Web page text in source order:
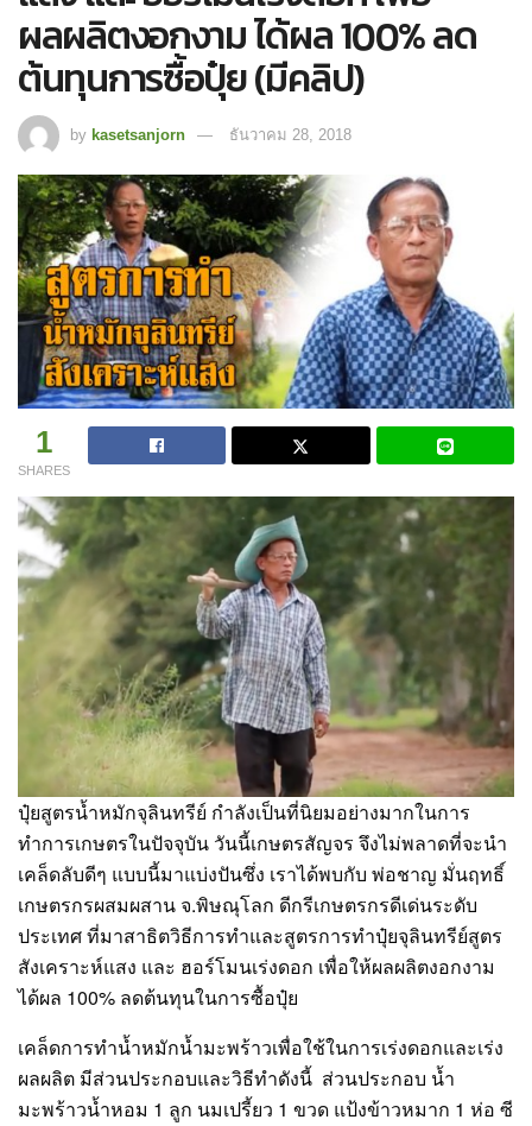
ผลผลิตงอกงาม ได้ผล 100% ลด
ต้นทุนการซื้อปุ๋ย (มีคลิป)
by kasetsanjorn ธันวาคม 28, 2018
1
SHARES
ปุ๋ยสูตรน้ำหมักจุลินทรีย์ กำลังเป็นที่นิยมอย่างมากในการ
ทำการเกษตรในปัจจุบัน วันนี้เกษตรสัญจร จึงไม่พลาดที่จะนำ
เคล็ดลับดีๆ แบบนี้มาแบ่งปันซึ่ง เราได้พบกับ พ่อชาญ มั่นฤทธิ์
เกษตรกรผสมผสาน จ.พิษณุโลก ดีกรีเกษตรกรดีเด่นระดับ
ประเทศ ที่มาสาธิตวิธีการทำและสูตรการทำปุ๋ยจุลินทรีย์สูตร
สังเคราะห์แสง และ ฮอร์โมนเร่งดอก เพื่อให้ผลผลิตงอกงาม
ได้ผล 100% ลดต้นทุนในการซื้อปุ๋ย
เคล็ดการทำน้ำหมักน้ำมะพร้าวเพื่อใช้ในการเร่งดอกและเร่ง
ผลผลิต มีส่วนประกอบและวิธีทำดังนี้ ส่วนประกอบ น้ำ
มะพร้าวน้ำหอม 1 ลูก นมเปรี้ยว 1 ขวด แป้งข้าวหมาก 1 ห่อ ซี